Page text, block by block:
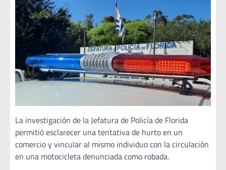
La investigación de la Jefatura de Policía de Florida
permitió esclarecer una tentativa de hurto en un
comercio y vincular al mismo individuo con la circulación
en una motocicleta denunciada como robada.